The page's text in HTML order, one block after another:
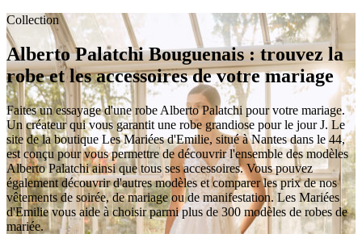
Collection
Alberto Palatchi Bouguenais : trouvez la
robe et les accessoires de votre mariage
Faites un essayage d'une robe Alberto Palatchi pour votre mariage.
Un créateur qui vous garantit une robe grandiose pour le jour J. Le
site de la boutique Les Mariées d'Emilie, situé à Nantes dans le 44,
est conçu pour vous permettre de découvrir l'ensemble des modèles
Alberto Palatchi ainsi que tous ses accessoires. Vous pouvez
également découvrir d'autres modèles et comparer les prix de nos
vêtements de soirée, de mariage ou de manifestation. Les Mariées
d'Emilie vous aide à choisir parmi plus de 300 modèles de robes de
mariée.